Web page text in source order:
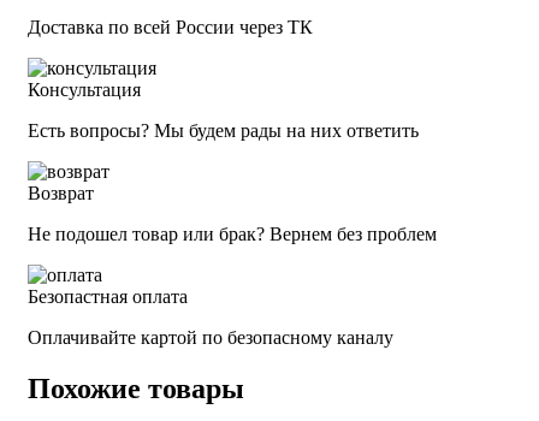
Доставка по всей России через ТК
Консультация
Есть вопросы? Мы будем рады на них ответить
Возврат
Не подошел товар или брак? Вернем без проблем
Безопастная оплата
Оплачивайте картой по безопасному каналу
Похожие товары